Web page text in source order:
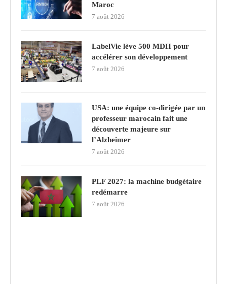
Maroc
7 août 2026
LabelVie lève 500 MDH pour
accélérer son développement
7 août 2026
USA: une équipe co-dirigée par un
professeur marocain fait une
découverte majeure sur
l’Alzheimer
7 août 2026
PLF 2027: la machine budgétaire
redémarre
7 août 2026